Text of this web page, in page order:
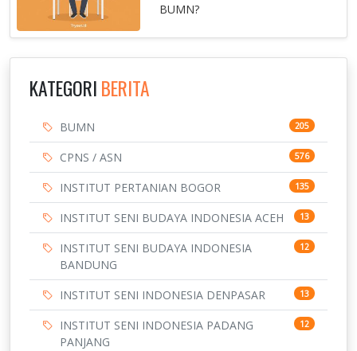
BUMN?
KATEGORI BERITA
BUMN 205
CPNS / ASN 576
INSTITUT PERTANIAN BOGOR 135
INSTITUT SENI BUDAYA INDONESIA ACEH 13
INSTITUT SENI BUDAYA INDONESIA
BANDUNG
12
INSTITUT SENI INDONESIA DENPASAR 13
INSTITUT SENI INDONESIA PADANG
PANJANG
12